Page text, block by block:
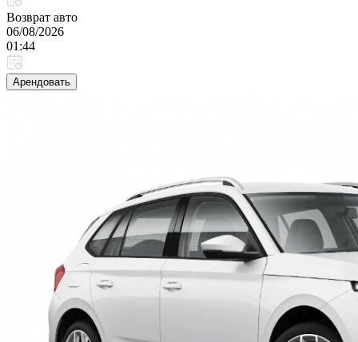
Возврат авто
06/08/2026
01:44
Арендовать